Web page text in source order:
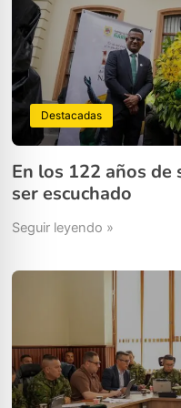
Destacadas
En los 122 años de
ser escuchado
Seguir leyendo »